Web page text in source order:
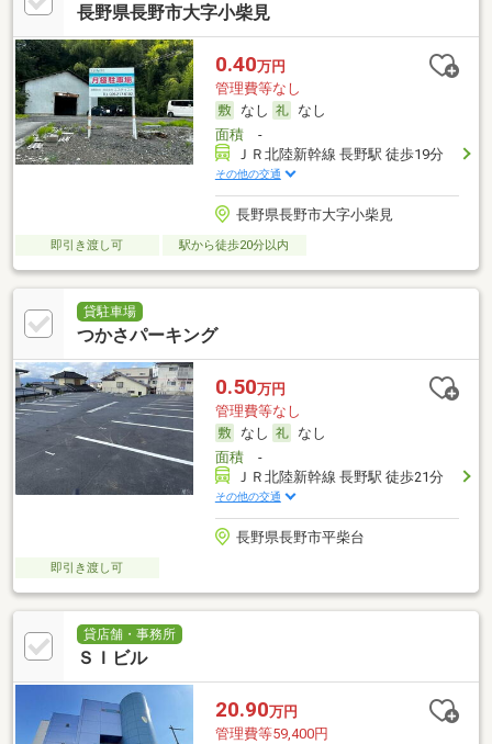
長野県長野市大字小柴見
0.40万円
管理費等なし
なし
なし
面積-
ＪＲ北陸新幹線 長野駅 徒歩19分
その他の交通
長野県長野市大字小柴見
即引き渡し可 駅から徒歩20分以内
貸駐車場
つかさパーキング
0.50万円
管理費等なし
なし
なし
面積-
ＪＲ北陸新幹線 長野駅 徒歩21分
その他の交通
長野県長野市平柴台
即引き渡し可
貸店舗・事務所
ＳＩビル
20.90万円
管理費等59,400円